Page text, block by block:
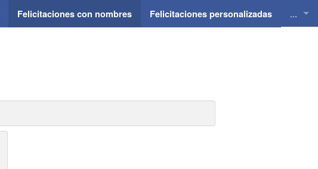
Felicitaciones con nombres Felicitaciones personalizadas ...